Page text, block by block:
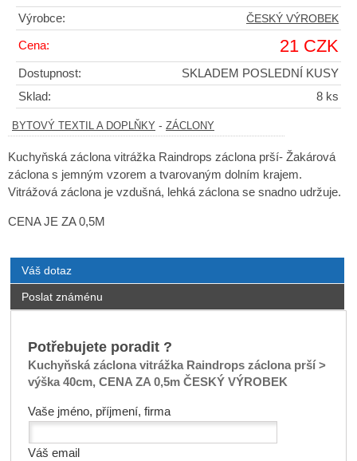
Výrobce:
ČESKÝ VÝROBEK
Cena: 21 CZK
Dostupnost:
SKLADEM POSLEDNÍ KUSY
Sklad:
8 ks
BYTOVÝ TEXTIL A DOPLŇKY - ZÁCLONY
Kuchyňská záclona vitrážka Raindrops záclona prší- Žakárová
záclona s jemným vzorem a tvarovaným dolním krajem.
Vitrážová záclona je vzdušná, lehká záclona se snadno udržuje.
CENA JE ZA 0,5M
Váš dotaz
Poslat známénu
Potřebujete poradit ?
Kuchyňská záclona vitrážka Raindrops záclona prší >
výška 40cm, CENA ZA 0,5m ČESKÝ VÝROBEK
Vaše jméno, příjmení, firma
Váš email